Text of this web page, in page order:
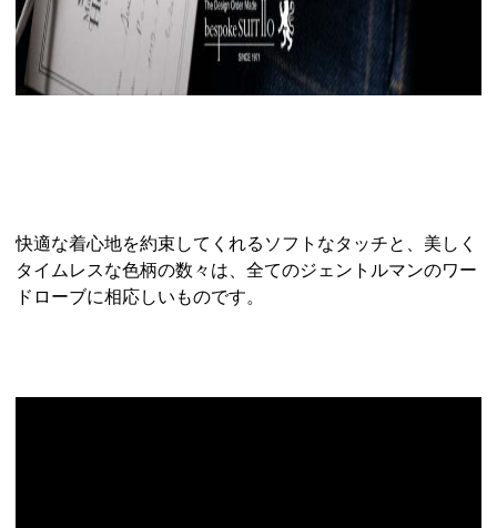
快適な着心地を約束してくれるソフトなタッチと、美しく
タイムレスな色柄の数々は、全てのジェントルマンのワー
ドローブに相応しいものです。